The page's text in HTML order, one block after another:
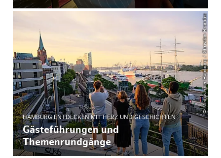
© Mediaserver Hamburg / Christian Brandes
HAMBURG ENTDECKEN MIT HERZ UND GESCHICHTEN
Gästeführungen und
Themenrundgänge